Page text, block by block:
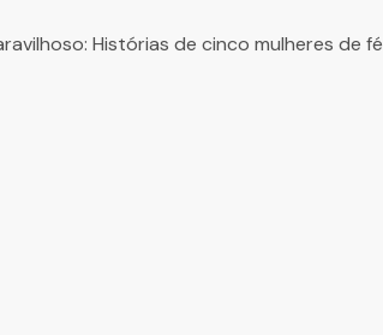
Histórias de cinco mulheres de fé